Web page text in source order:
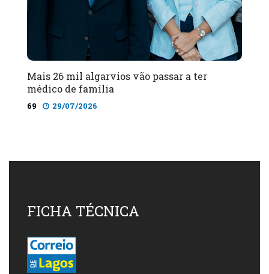
Mais 26 mil algarvios vão passar a ter
médico de família
69 29/07/2026
FICHA TÉCNICA